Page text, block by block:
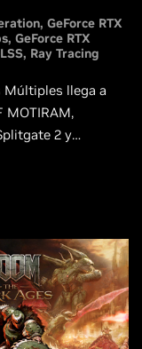
GeForce RTX
GeForce RTX
Ray Tracing
Múltiples llega a
MOTIRAM,
2 y